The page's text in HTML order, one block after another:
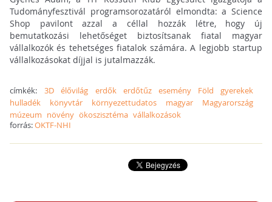
Tudományfesztivál programsorozatáról elmondta: a Science
Shop pavilont azzal a céllal hozzák létre, hogy új
bemutatkozási lehetőséget biztosítsanak fiatal magyar
vállalkozók és tehetséges fiatalok számára. A legjobb startup
vállalkozásokat díjjal is jutalmazzák.
címkék:3D élővilág erdők erdőtűz esemény Föld
gyerekek
hulladék
könyvtár környezettudatos magyar
Magyarország
múzeum növény ökoszisztéma vállalkozások
forrás:OKTF-NHI